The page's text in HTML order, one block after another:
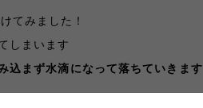
てみました！
しまいます
込まず水滴になって落ちていきます